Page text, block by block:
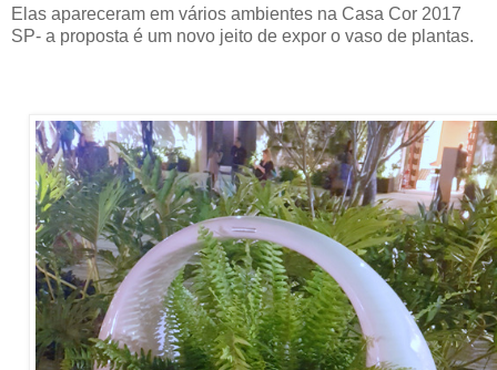
Elas apareceram em vários ambientes na Casa Cor 2017
SP- a proposta é um novo jeito de expor o vaso de plantas.